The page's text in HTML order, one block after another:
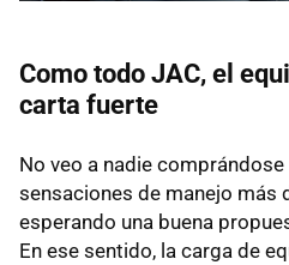
Como todo JAC, el
carta fuerte
No veo a nadie
sensaciones de manejo más
esperando una buena
En ese sentido, la carga de